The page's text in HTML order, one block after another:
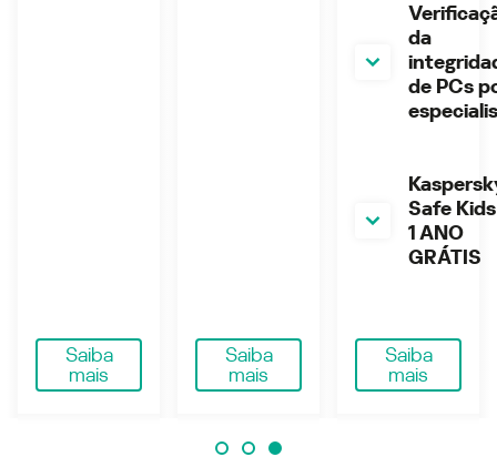
da
de PCs
Safe Kids
1 ANO
GRÁTIS
Saiba
mais
Saiba
mais
Saiba
mais